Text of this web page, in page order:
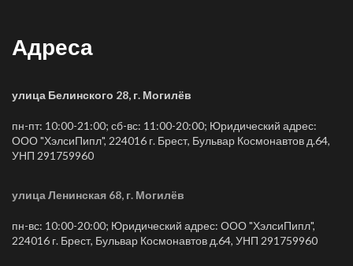
Адреса
улица Белинского 28, г. Могилёв
пн-пт: 10:00-21:00; сб-вс: 11:00-20:00; Юридический адрес:
ООО "ХэлсиПипл", 224016 г. Брест, Бульвар Космонавтов д.64,
УНП 291759960
улица Ленинская 68, г. Могилёв
пн-вс: 10:00-20:00; Юридический адрес: ООО "ХэлсиПипл",
224016 г. Брест, Бульвар Космонавтов д.64, УНП 291759960